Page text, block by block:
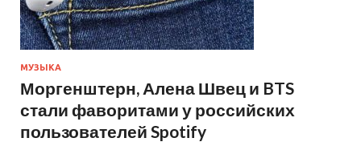
МУЗЫКА
Моргенштерн, Алена Швец и BTS
стали фаворитами у российских
пользователей Spotify